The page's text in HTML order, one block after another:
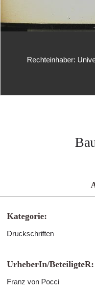
Rechteinhaber:
Kategorie:
Druckschriften
UrheberIn/BeteiligteR:
Franz von Pocci